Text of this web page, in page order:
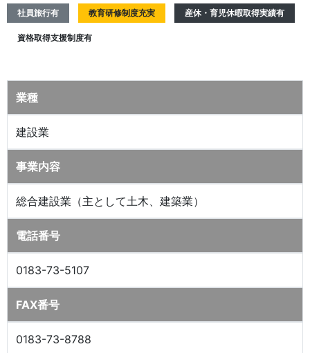
社員旅行有 教育研修制度充実 産休・育児休暇取得実績有
資格取得支援制度有
業種
建設業
事業内容
総合建設業（主として土木、建築業）
電話番号
0183-73-5107
FAX番号
0183-73-8788